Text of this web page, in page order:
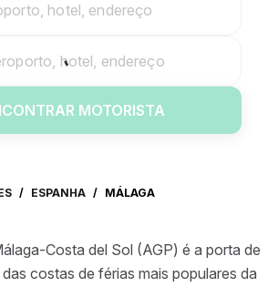
hotel, endereço
hotel, endereço
MOTORISTA
/ ESPANHA / MÁLAGA
Costa del Sol (AGP) é a porta de
costas de férias mais populares da